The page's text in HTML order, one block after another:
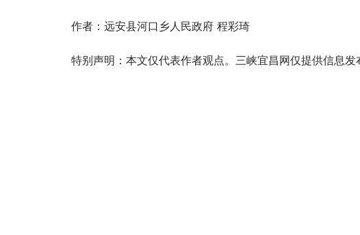
作者： 远安县河口乡人民政府 程彩琦
特别声明：本文仅代表作者观点。三峡宜昌网仅提供信息发